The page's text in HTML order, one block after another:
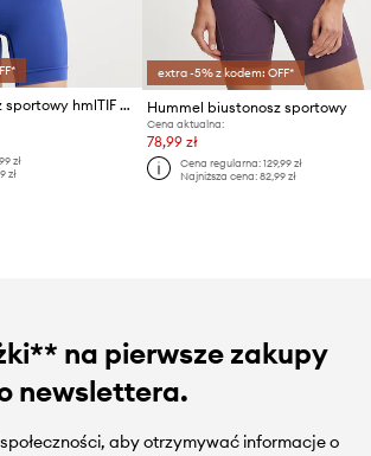
Hummel biustonosz sportowy hmlTIF SEAMLESS SPORTS TOP
zł
zł
extra -5% z kodem: OFF*
Hummel biustonosz sportowy
Cena aktualna:
78,99 zł
Cena regularna: 129,99 zł
Najniższa cena: 82,99 zł
na pierwsze zakupy
newslettera.
aby otrzymywać informacje o